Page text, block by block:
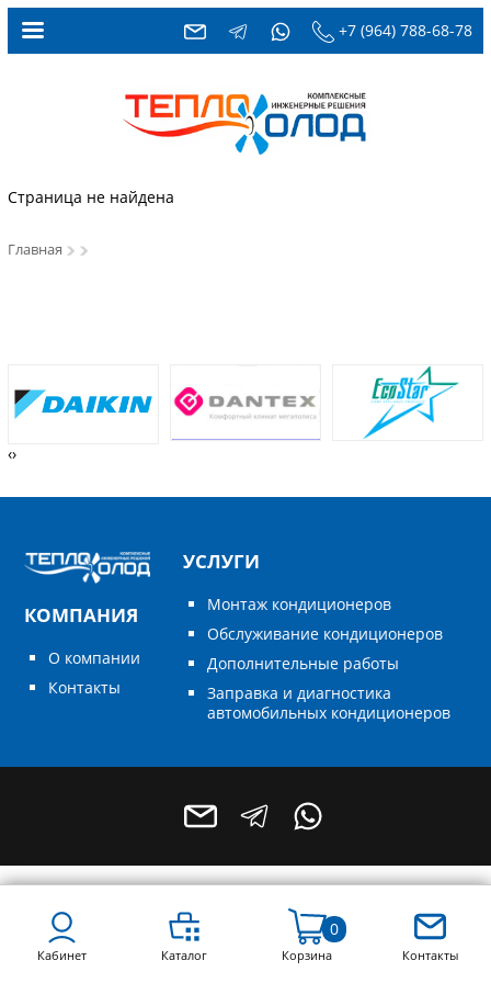
+7 (964) 788-68-78
Страница не найдена
Главная
‹›
КОМПАНИЯ
О компании
Контакты
УСЛУГИ
Монтаж кондиционеров
Обслуживание кондиционеров
Дополнительные работы
Заправка и диагностика
автомобильных кондиционеров
+7 (496) 795-55-49 +7 (964) 788-68-78
Кабинет Каталог Корзина
0
Контакты